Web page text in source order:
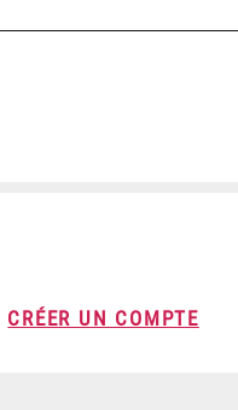
CRÉER UN COMPTE